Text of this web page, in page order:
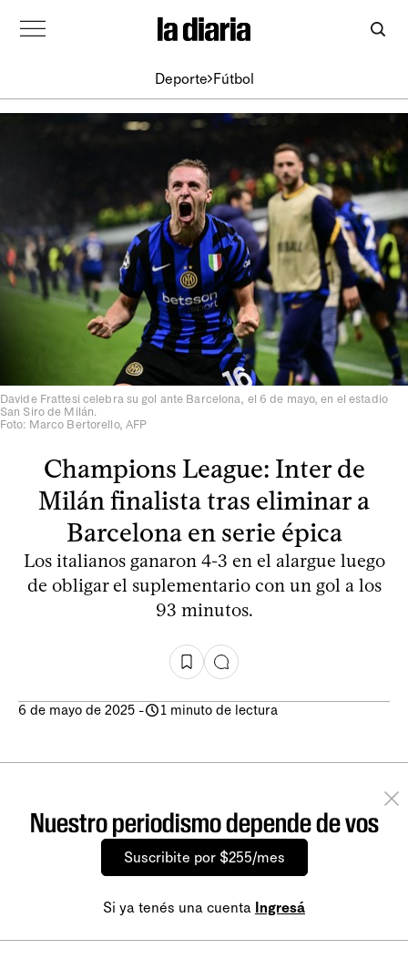
Deporte Fútbol
Davide Frattesi celebra su gol ante Barcelona, el 6 de mayo, en el estadio
San Siro de Milán.
Foto: Marco Bertorello, AFP
Champions League: Inter de
Milán finalista tras eliminar a
Barcelona en serie épica
Los italianos ganaron 4-3 en el alargue luego
de obligar el suplementario con un gol a los
93 minutos.
6 de mayo de 2025 - 1 minuto de lectura
Nuestro periodismo depende de vos
Suscribite por $255/mes
Si ya tenés una cuenta Ingresá